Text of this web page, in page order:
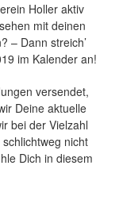
Holler aktiv
mit deinen
– Dann streich’
im Kalender an!
versendet,
Deine aktuelle
bei der Vielzahl
nicht
Dich in diesem